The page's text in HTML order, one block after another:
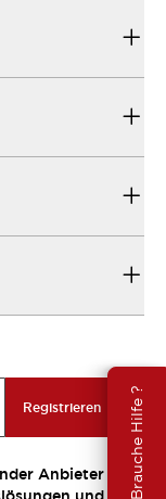
Brauche Hilfe ?
Registrieren
Anbieter